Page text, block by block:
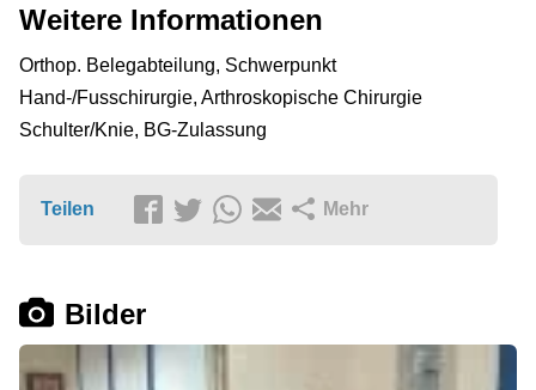
Weitere Informationen
Orthop. Belegabteilung, Schwerpunkt
Hand-/Fusschirurgie, Arthroskopische Chirurgie
Schulter/Knie, BG-Zulassung
Teilen Mehr
Bilder